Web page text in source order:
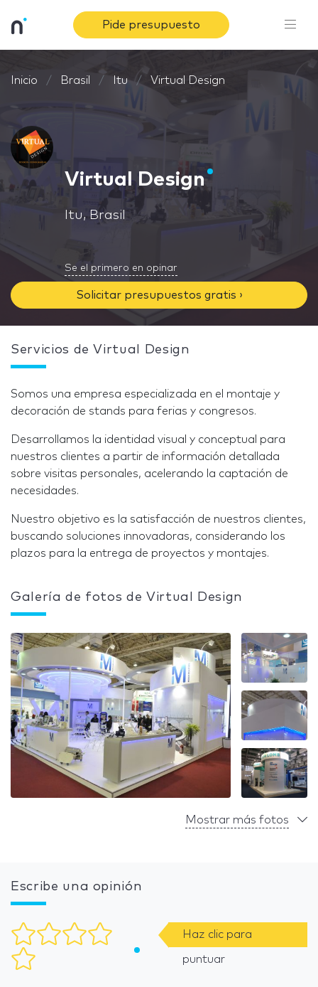
Pide presupuesto
Inicio Brasil Itu Virtual Design
Virtual Design
Itu, Brasil
Se el primero en opinar
Solicitar presupuestos gratis ›
Servicios de Virtual Design
Somos una empresa especializada en el montaje y
decoración de stands para ferias y congresos.
Desarrollamos la identidad visual y conceptual para
nuestros clientes a partir de información detallada
sobre visitas personales, acelerando la captación de
necesidades.
Nuestro objetivo es la satisfacción de nuestros clientes,
buscando soluciones innovadoras, considerando los
plazos para la entrega de proyectos y montajes.
Galería de fotos de Virtual Design
Mostrar más fotos
Escribe una opinión
Haz clic para
puntuar